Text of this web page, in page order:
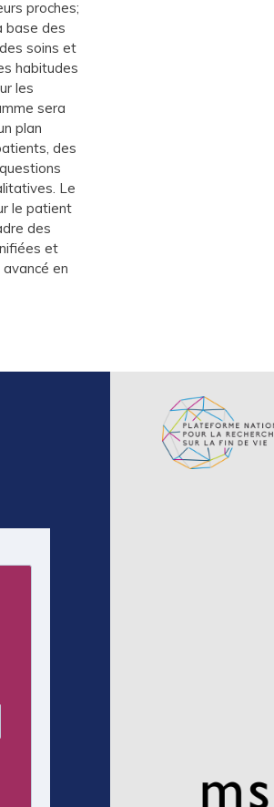
proches;
base des
soins et
habitudes
les
sera
plan
des
Le
le patient
des
et
en